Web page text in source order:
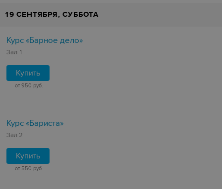
19 СЕНТЯБРЯ, СУББОТА
Курс «Барное дело»
Зал 1
Купить
от 950 руб.
Курс «Бариста»
Зал 2
Купить
от 550 руб.